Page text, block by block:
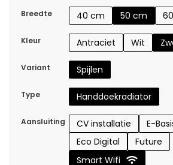
Breedte 40 cm 50 cm
Kleur Antraciet Wit
Variant Spijlen
Type Handdoekradiator
Aansluiting CV installatie
E-
Eco Digital
Future
Smart Wifi